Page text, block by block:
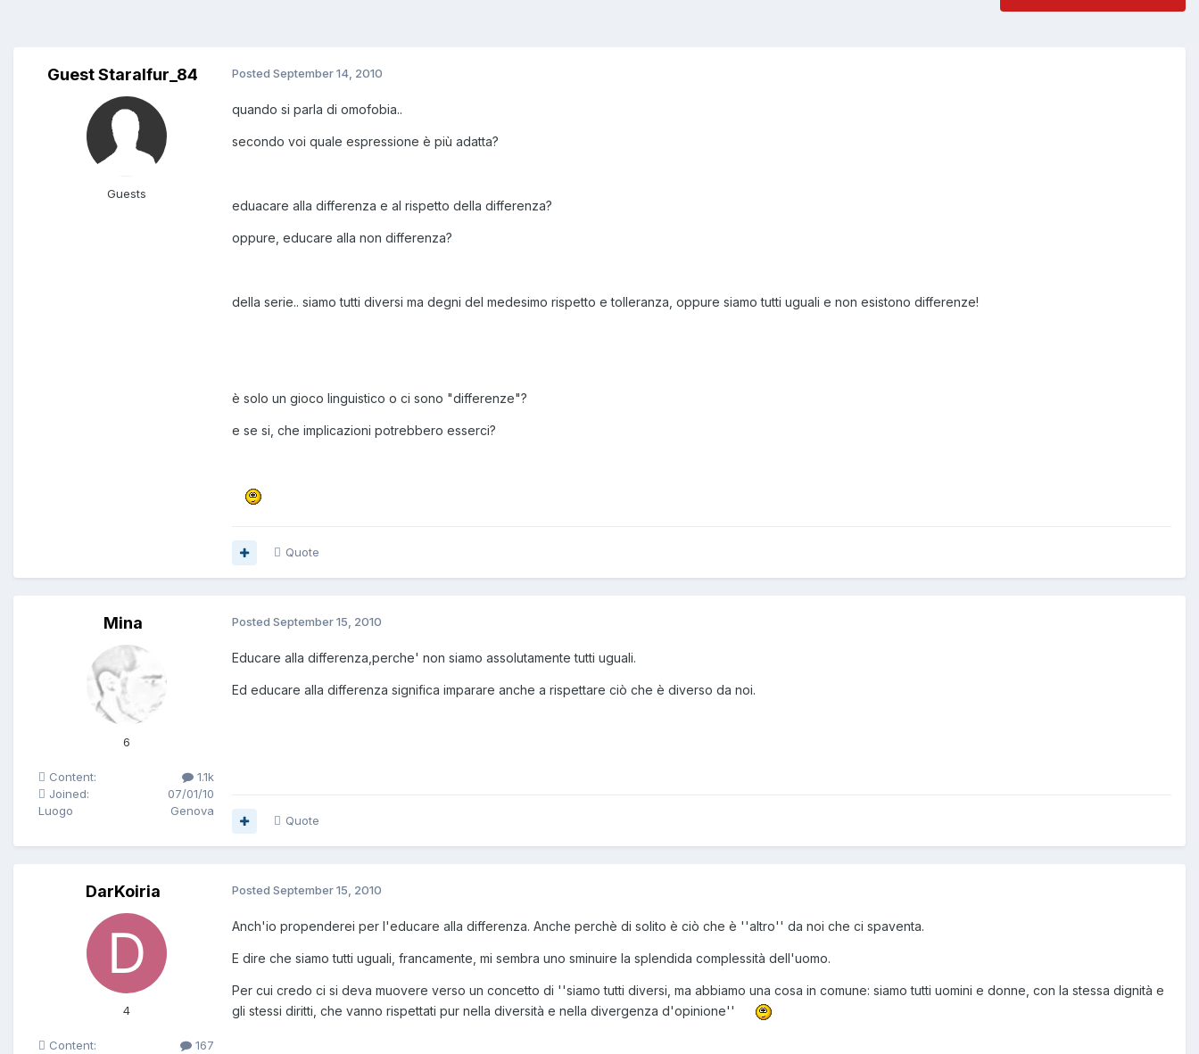
Guest Staralfur_84
Guests
Posted September 14, 2010
quando si parla di omofobia..
secondo voi quale espressione è più adatta?
eduacare alla differenza e al rispetto della differenza?
oppure, educare alla non differenza?
della serie.. siamo tutti diversi ma degni del medesimo rispetto e tolleranza, oppure siamo tutti uguali e non esistono differenze!
è solo un gioco linguistico o ci sono "differenze"?
e se si, che implicazioni potrebbero esserci?
Quote
Mina
6
Content:
1.1k
Joined:
07/01/10
Luogo
Genova
Posted September 15, 2010
Educare alla differenza,perche' non siamo assolutamente tutti uguali.
Ed educare alla differenza significa imparare anche a rispettare ciò che è diverso da noi.
Quote
DarKoiria
4
Content:
167
Posted September 15, 2010
Anch'io propenderei per l'educare alla differenza. Anche perchè di solito è ciò che è ''altro'' da noi che ci spaventa.
E dire che siamo tutti uguali, francamente, mi sembra uno sminuire la splendida complessità dell'uomo.
Per cui credo ci si deva muovere verso un concetto di ''siamo tutti diversi, ma abbiamo una cosa in comune: siamo tutti uomini e donne, con la stessa dignità e
gli stessi diritti, che vanno rispettati pur nella diversità e nella divergenza d'opinione''